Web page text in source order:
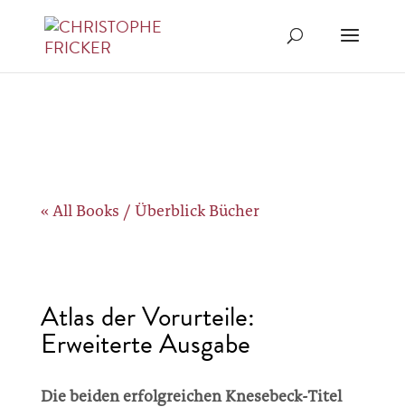
« All Books / Überblick Bücher
Atlas der Vorurteile:
Erweiterte Ausgabe
Die beiden erfolgreichen Knesebeck-Titel